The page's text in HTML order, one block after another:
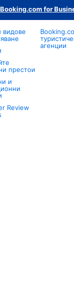
Booking.com for
видове
престои
и
Review
агенции